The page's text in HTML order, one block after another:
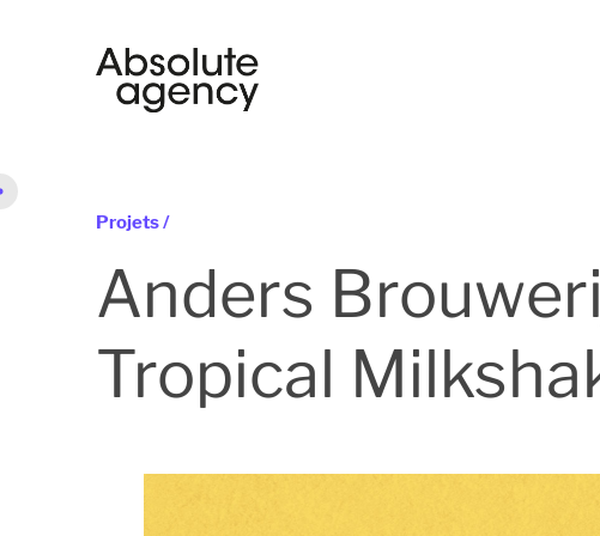
Projets /
Anders
Tropical